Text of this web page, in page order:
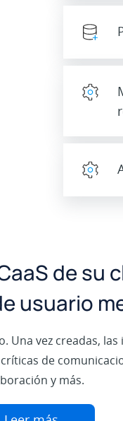
de su
usuario
vez creadas,
de
y más.